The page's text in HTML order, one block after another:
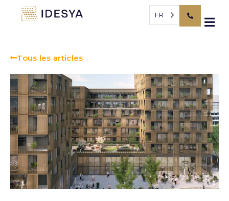
FR
Tous les articles
Panneau de gestion des cookies